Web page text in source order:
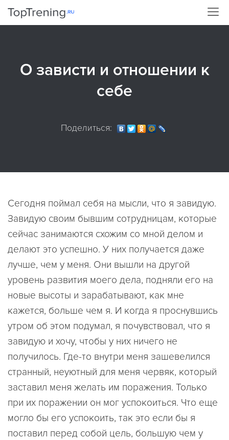
О зависти и отношении к
себе
Поделиться:
Сегодня поймал себя на мысли, что я завидую.
Завидую своим бывшим сотрудницам, которые
сейчас занимаются схожим со мной делом и
делают это успешно. У них получается даже
лучше, чем у меня. Они вышли на другой
уровень развития моего дела, подняли его на
новые высоты и зарабатывают, как мне
кажется, больше чем я. И когда я проснувшись
утром об этом подумал, я почувствовал, что я
завидую и хочу, чтобы у них ничего не
получилось. Где-то внутри меня зашевелился
странный, неуютный для меня червяк, который
заставил меня желать им поражения. Только
при их поражении он мог успокоиться. Что еще
могло бы его успокоить, так это если бы я
поставил перед собой цель, большую чем у